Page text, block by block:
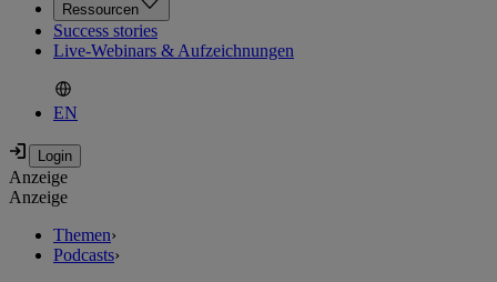
Ressourcen
Success stories
Live-Webinars & Aufzeichnungen
EN
Anzeige
Anzeige
Themen›
Podcasts›